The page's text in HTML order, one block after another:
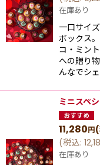
在庫あり
一口サイ
ボックス
コ・ミン
への贈り
んなでシ
ミニスペ
11,280円
(税込:
在庫あり